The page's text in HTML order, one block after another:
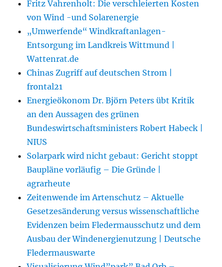
Fritz Vahrenholt: Die verschleierten Kosten
von Wind -und Solarenergie
„Umwerfende“ Windkraftanlagen-
Entsorgung im Landkreis Wittmund |
Wattenrat.de
Chinas Zugriff auf deutschen Strom |
frontal21
Energieökonom Dr. Björn Peters übt Kritik
an den Aussagen des grünen
Bundeswirtschaftsministers Robert Habeck |
NIUS
Solarpark wird nicht gebaut: Gericht stoppt
Baupläne vorläufig – Die Gründe |
agrarheute
Zeitenwende im Artenschutz – Aktuelle
Gesetzesänderung versus wissenschaftliche
Evidenzen beim Fledermausschutz und dem
Ausbau der Windenergienutzung | Deutsche
Fledermauswarte